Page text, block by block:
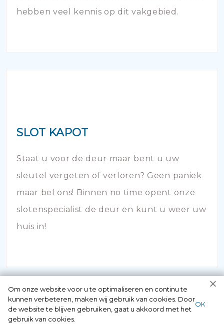
hebben veel kennis op dit vakgebied.
SLOT KAPOT
Staat u voor de deur maar bent u uw
sleutel vergeten of verloren? Geen paniek
maar bel ons! Binnen no time opent onze
slotenspecialist de deur en kunt u weer uw
huis in!
Om onze website voor u te optimaliseren en continu te
kunnen verbeteren, maken wij gebruik van cookies. Door
de website te blijven gebruiken, gaat u akkoord met het
gebruik van cookies.
ОК